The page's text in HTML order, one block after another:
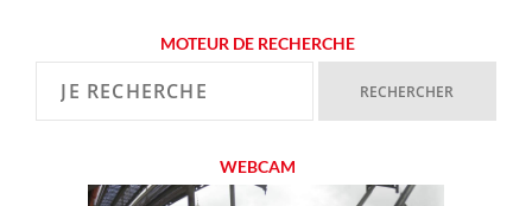
MOTEUR DE RECHERCHE
WEBCAM